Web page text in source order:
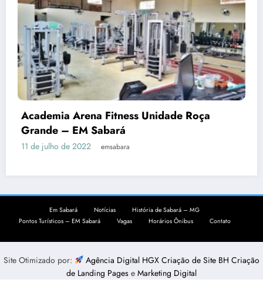
Academia Arena Fitness Unidade Roça
Grande – EM Sabará
11 de julho de 2022 emsabara
Em Sabará Notícias
História de Sabará – MG
Pontos Turísticos – EM Sabará
Vagas Horários Ônibus Contato
Site Otimizado por: Agência Digital HGX Criação de Site BHCriação
de Landing Pages e Marketing Digital